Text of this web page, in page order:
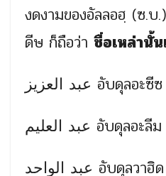
งดงามของอัลลอฮฺ (ซ.บ
ดีษ ก็ถือว่า ชื่อเหล่านั้
عبد العزيز อับดุลอะซีซ
عبد العليم อับดุลอะลีม
عبد الواحد อับดุลวาฮิด